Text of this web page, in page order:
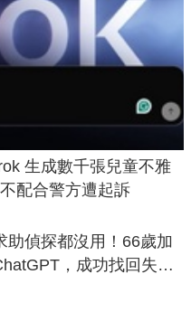
生成數千張兒童不雅
配合警方遭起訴
助偵探都沒用！66歲加
，成功找回失散